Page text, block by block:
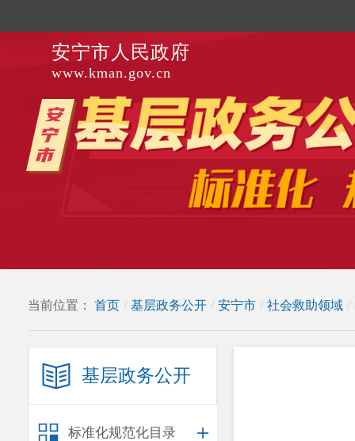
安宁市人民政府
www.kman.gov.cn
当前位置： 首页 / 基层政务公开 / 安宁市 / 社会救助领域 /
基层政务公开
标准化规范化目录